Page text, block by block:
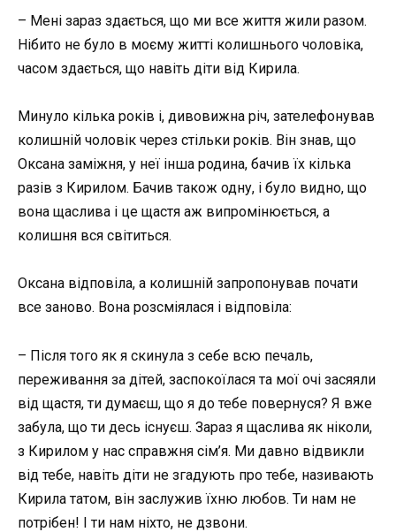
– Мені зараз здається, що ми все життя жили разом.
Нібито не було в моєму житті колишнього чоловіка,
часом здається, що навіть діти від Кирила.
Минуло кілька років і, дивовижна річ, зателефонував
колишній чоловік через стільки років. Він знав, що
Оксана заміжня, у неї інша родина, бачив їх кілька
разів з Кирилом. Бачив також одну, і було видно, що
вона щаслива і це щастя аж випромінюється, а
колишня вся світиться.
Оксана відповіла, а колишній запропонував почати
все заново. Вона розсміялася і відповіла:
– Після того як я скинула з себе всю печаль,
переживання за дітей, заспокоїлася та мої очі засяяли
від щастя, ти думаєш, що я до тебе повернуся? Я вже
забула, що ти десь існуєш. Зараз я щаслива як ніколи,
з Кирилом у нас справжня сім’я. Ми давно відвикли
від тебе, навіть діти не згадують про тебе, називають
Кирила татом, він заслужив їхню любов. Ти нам не
потрібен! І ти нам ніхто, не дзвони.